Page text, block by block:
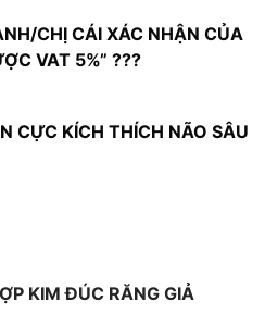
CHỊ CÁI XÁC NHẬN CỦA
VAT 5%” ???
CỰC KÍCH THÍCH NÃO SÂU
KIM ĐÚC RĂNG GIẢ